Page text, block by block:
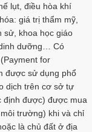
lụt, điều hòa khí
giá trị thẩm mỹ,
sử, khoa học giáo
dưỡng… Có
for
được sử dụng phổ
dịch trên cơ sở tự
định được) được mua
trường) khi và chỉ
là chủ đất ở địa